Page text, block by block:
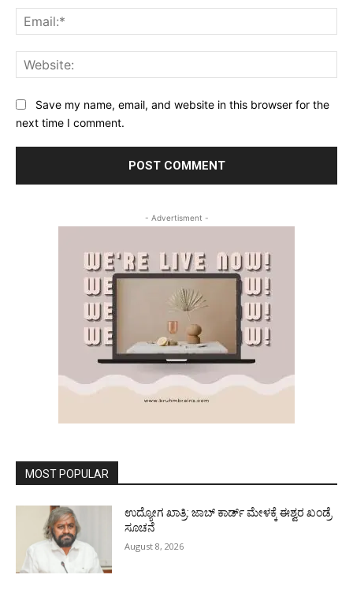
Save my name, email, and website in this browser for the
next time I comment.
- Advertisment -
MOST POPULAR
ಉದ್ಯೋಗ ಖಾತ್ರಿ: ಜಾಬ್ ಕಾರ್ಡ್ ಮೇಳಕ್ಕೆ ಈಶ್ವರ ಖಂಡ್ರೆ
ಸೂಚನೆ
August 8, 2026